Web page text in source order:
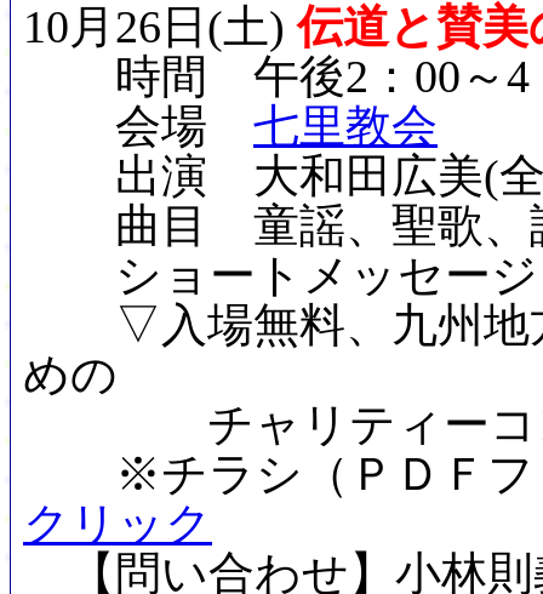
10月26日(土)伝道と賛美
時間 午後2：00～4
会場 七里教会
出演 大和田広美(全
曲目 童謡、聖歌、
ショートメッセージ
▽入場無料、九州地
めの
チャリティーコン
※チラシ（ＰＤＦ
クリック
【問い合わせ】小林